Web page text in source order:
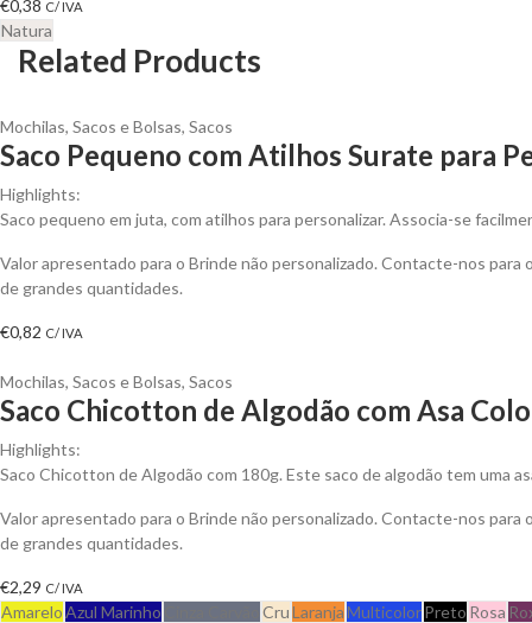
€0,38 C/ IVA
Natura
Related Products
Mochilas, Sacos e Bolsas, Sacos
Saco Pequeno com Atilhos Surate para
Highlights:
Saco pequeno em juta, com atilhos para personalizar. Associa-se
Valor apresentado para o Brinde não personalizado. Contacte-nos
de grandes quantidades.
€0,82 C/ IVA
Mochilas, Sacos e Bolsas, Sacos
Saco Chicotton de Algodão com Asa
Highlights:
Saco Chicotton de Algodão com 180g. Este saco de algodão tem uma
Valor apresentado para o Brinde não personalizado. Contacte-nos
de grandes quantidades.
€2,29 C/ IVA
AmareloAzul Marinho CruLaranjaMulticolorPreto Rosa